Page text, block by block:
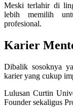
Meski terlahir di
lebih memilih
profesional.
Karier
Dibalik sosoknya
karier yang cukup
Lulusan Curtin
Founder sekaligus